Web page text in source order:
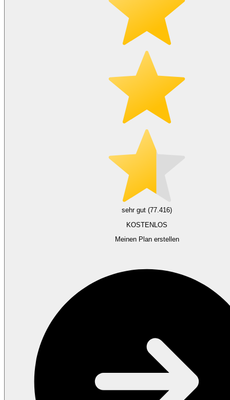
sehr gut (77.416)
KOSTENLOS
Meinen Plan erstellen